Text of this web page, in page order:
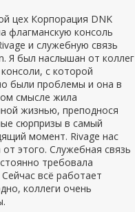
цех Корпорация DNK
флагманскую консоль
и служебную связь
Я был наслышан от коллег
с которой
были проблемы и она в
смысле жила
жизнью, преподнося
сюрпризы в самый
момент. Rivage нас
от этого. Служебная связь
требовала
всё работает
коллеги очень